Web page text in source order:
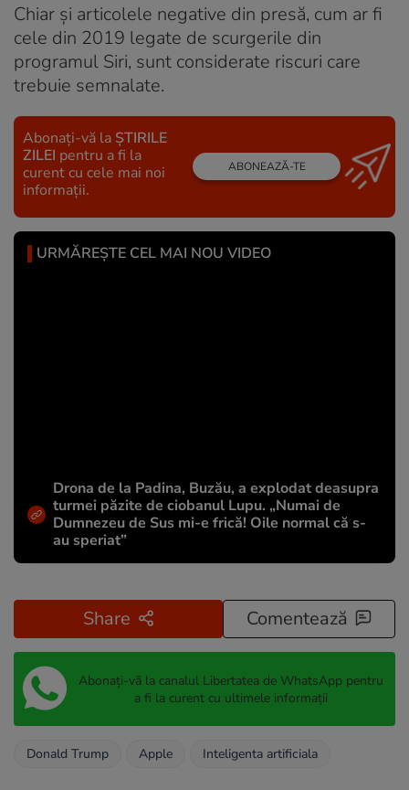
Chiar și articolele negative din presă, cum ar fi
cele din 2019 legate de scurgerile din
programul Siri, sunt considerate riscuri care
trebuie semnalate.
Abonați-vă la ȘTIRILE
ZILEI pentru a fi la
curent cu cele mai noi
informații.
ABONEAZĂ-TE
URMĂREȘTE CEL MAI NOU VIDEO
Drona de la Padina, Buzău, a explodat deasupra
turmei păzite de ciobanul Lupu. „Numai de
Dumnezeu de Sus mi-e frică! Oile normal că s-
au speriat”
Share Comentează
Abonați-vă la canalul Libertatea de WhatsApp pentru
a fi la curent cu ultimele informații
Donald Trump Apple Inteligenta artificiala